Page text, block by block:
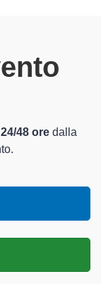
48 ore dalla